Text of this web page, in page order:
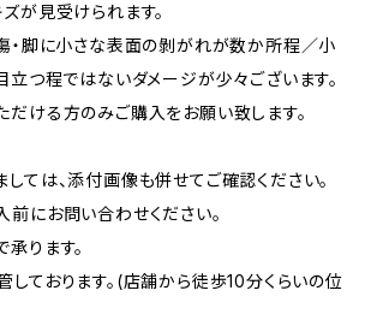
が見受けられます。
傷・脚に小さな表面の剝がれが数か所程／小
立つ程ではないダメージが少々ございます。
だける方のみご購入をお願い致します。
ては、添付画像も併せてご確認ください。
にお問い合わせください。
ります。
ております。(店舗から徒歩10分くらいの位